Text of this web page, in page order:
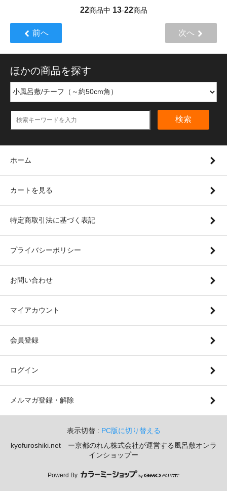
22商品中 13-22商品
前へ 次へ
ほかの商品を探す
検索
ホーム
カートを見る
特定商取引法に基づく表記
プライバシーポリシー
お問い合わせ
マイアカウント
会員登録
ログイン
メルマガ登録・解除
表示切替 : PC版に切り替える
kyofuroshiki.net ー京都のれん株式会社が運営する風呂敷オンラ
インショップー
Powerd By